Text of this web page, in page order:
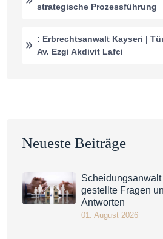
strategische Prozessführung
: Erbrechtsanwalt Kayseri |
Av. Ezgi Akdivit Lafci
Neueste Beiträge
gestellte Fragen
Antworten
01. August 2026